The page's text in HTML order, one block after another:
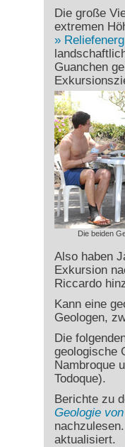
Die große
extremen
Guanchen
Die beiden
Also haben
Exkursion
Riccardo
Kann eine
Geologen,
Die
geologische
Nambroque
Todoque).
Berichte zu
Geologie
aktualisiert.